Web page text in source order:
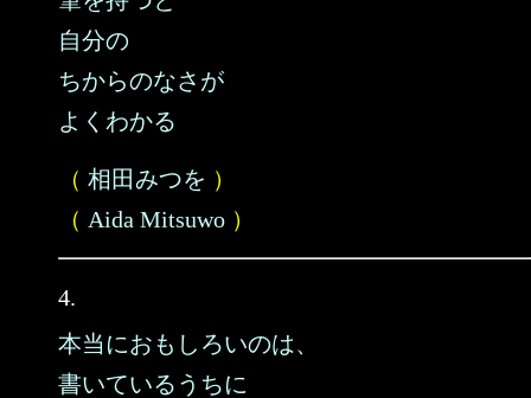
自分の
ちからのなさが
よくわかる
（ 相田みつを ）
（ Aida Mitsuwo ）
4.
本当におもしろいのは、
書いているうちに